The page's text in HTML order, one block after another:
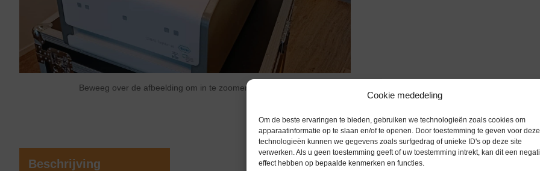
Cookie mededeling
Om de beste ervaringen te bieden, gebruiken we technologieën zoals cookies om
apparaatinformatie op te slaan en/of te openen. Door toestemming te geven voor deze
technologieën kunnen we gegevens zoals surfgedrag of unieke ID's op deze site
verwerken. Als u geen toestemming geeft of uw toestemming intrekt, kan dit een
effect hebben op bepaalde kenmerken en functies.
Beweeg over de afbeelding om in te zoomen
Beschrijving Extra informatie